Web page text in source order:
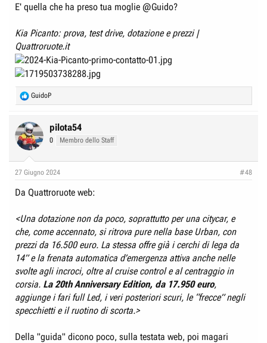
E' quella che ha preso tua moglie @Guido?
Kia Picanto: prova, test drive, dotazione e prezzi |
Quattroruote.it
R
e
c
t
i
s
GuidoP
pilota54
0 Membro dello Staff
27 Giugno 2024 #48
Da Quattroruote web:
<Una dotazione non da poco, soprattutto per una citycar, e
che, come accennato, si ritrova pure nella base Urban, con
prezzi da 16.500 euro. La stessa offre già i cerchi di lega da
14” e la frenata automatica d’emergenza attiva anche nelle
svolte agli incroci, oltre al cruise control e al centraggio in
corsia. La 20th Anniversary Edition, da 17.950 euro,
aggiunge i fari full Led, i veri posteriori scuri, le “frecce” negli
specchietti e il ruotino di scorta.>
Della "guida" dicono poco, sulla testata web, poi magari